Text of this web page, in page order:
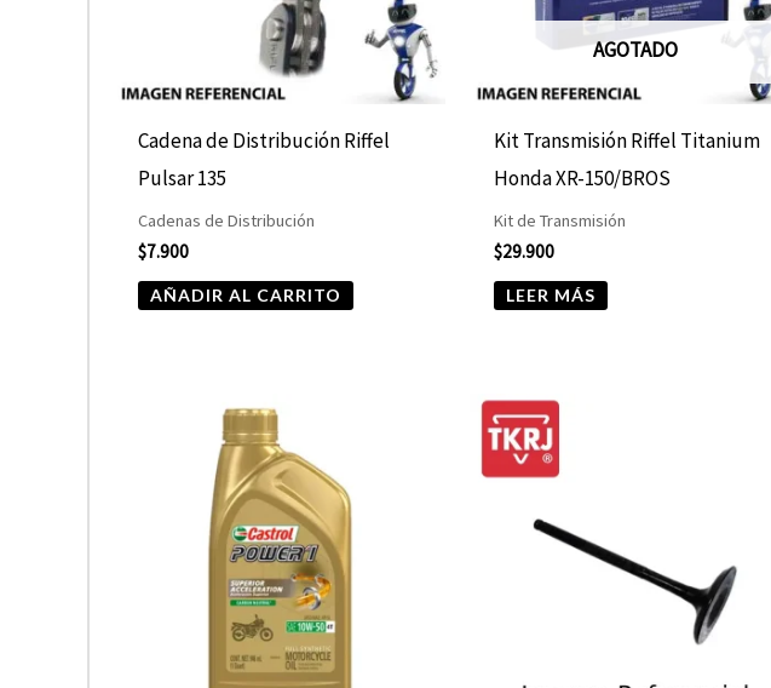
Cadena de Distribución Riffel
Pulsar 135
Cadenas de Distribución
$7.900
AÑADIR AL CARRITO
AGOTADO
Kit Transmisión Riffel Titanium
Honda XR-150/BROS
Kit de Transmisión
$29.900
LEER MÁS